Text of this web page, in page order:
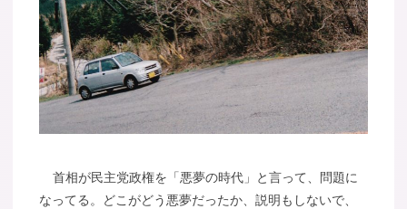
首相が民主党政権を「悪夢の時代」と言って、問題に
なってる。どこがどう悪夢だったか、説明もしないで、